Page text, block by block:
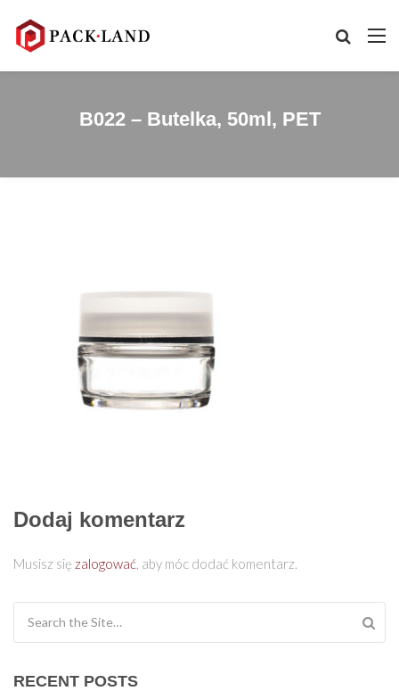
B022 – Butelka, 50ml, PET
Dodaj komentarz
Musisz się zalogować, aby móc dodać komentarz.
RECENT POSTS